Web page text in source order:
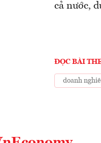
cả nước,
ĐỌC BÀI
doanh